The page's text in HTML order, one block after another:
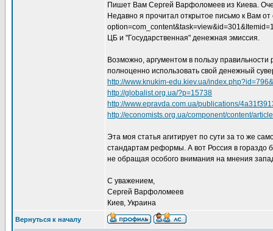
Пишет Вам Сергей Варфоломеев из Киева.
Недавно я прочитал открытое письмо к Вам
ЦБ и "Государственная" денежная эмиссия.
Возможно, аргументом в пользу
полноценно использовать свой денежный
http://www.knukim-edu.kiev.ua/
http://globalist.org.ua/?p=15738
http://www.epravda.com.ua/publications/
http://economists.org.ua/component/content/
Эта моя статья агитирует по сути за то же
стандартам реформы. А вот Россия в гораздо
не обращая особого внимания на мнения
С уважением,
Сергей Варфоломеев
Киев, Украина
Вернуться к началу